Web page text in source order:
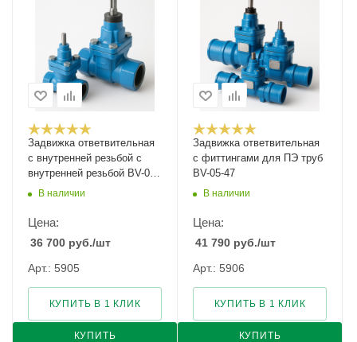
Задвижка ответвительная
с внутренней резьбой с
внутренней резьбой BV-05-
В наличии
Цена:
36 700 руб./шт
Арт.: 5905
КУПИТЬ
КУПИТЬ В 1 КЛИК
Задвижка ответвительная
с фиттингами для ПЭ труб
BV-05-47
В наличии
Цена:
41 790 руб./шт
Арт.: 5906
КУПИТЬ
КУПИТЬ В 1 КЛИК